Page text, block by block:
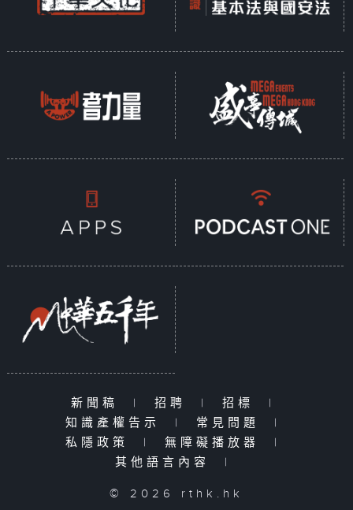
新聞稿 | 招聘 | 招標
|
知識產權告示
| 常見問題
|
私隱政策
| 無障礙播放器
|
其他語言內容
|
© 2026 rthk.hk